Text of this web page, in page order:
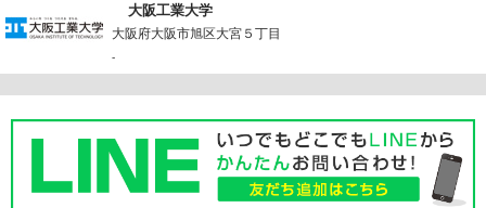
大阪工業大学
大阪府大阪市旭区大宮５丁目
-